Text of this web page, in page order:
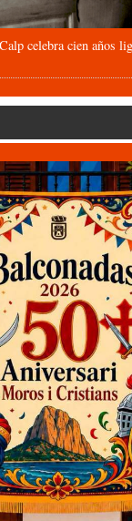
celebra cien años